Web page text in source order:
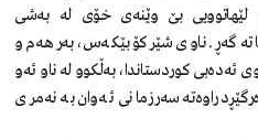
لێهاتوویی بێ وێنەی خۆی لە بەشی
گەڕ. ناوی شێرکۆ بێکەس، بەرهەم و
ئەدەبی کوردستاندا، بەڵکوو لە ناو ئەو
سەر زمانی ئەوان بە نەمری